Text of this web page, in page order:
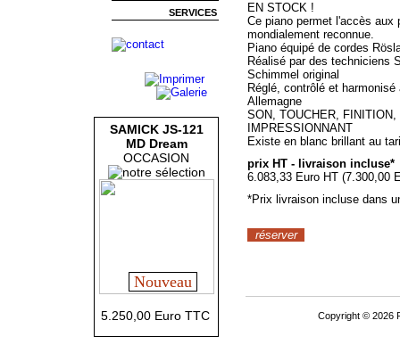
SERVICES
SAMICK JS-121
MD Dream
OCCASION
Nouveau
5.250,00 Euro TTC
EN STOCK !
Ce piano permet l'accès aux
mondialement reconnue.
Piano équipé de cordes
Réalisé par des techniciens
Schimmel original
Réglé, contrôlé et
Allemagne
SON, TOUCHER,
IMPRESSIONNANT
Existe en blanc brillant au
prix HT - livraison incluse*
6.083,33 Euro HT (7.300,00
*Prix livraison incluse dans
réserver
Copyright © 2026